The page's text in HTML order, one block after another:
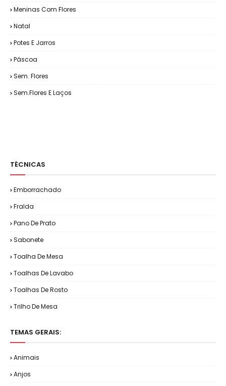
Meninas Com Flores
Natal
Potes E Jarros
Páscoa
Sem. Flores
Sem.Flores E Laços
TÉCNICAS
Emborrachado
Fralda
Pano De Prato
Sabonete
Toalha De Mesa
Toalhas De Lavabo
Toalhas De Rosto
Trilho De Mesa
TEMAS GERAIS:
Animais
Anjos